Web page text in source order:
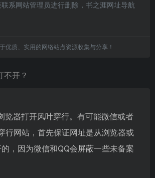
系网站管理员进行删除，书之涯网址导航
优质、实用的网络站点资源收集与分享！
不开？
览器打开风叶穿行。有可能微信或者
行网站，首先保证网址是从浏览器或
，因为微信和QQ会屏蔽一些未备案